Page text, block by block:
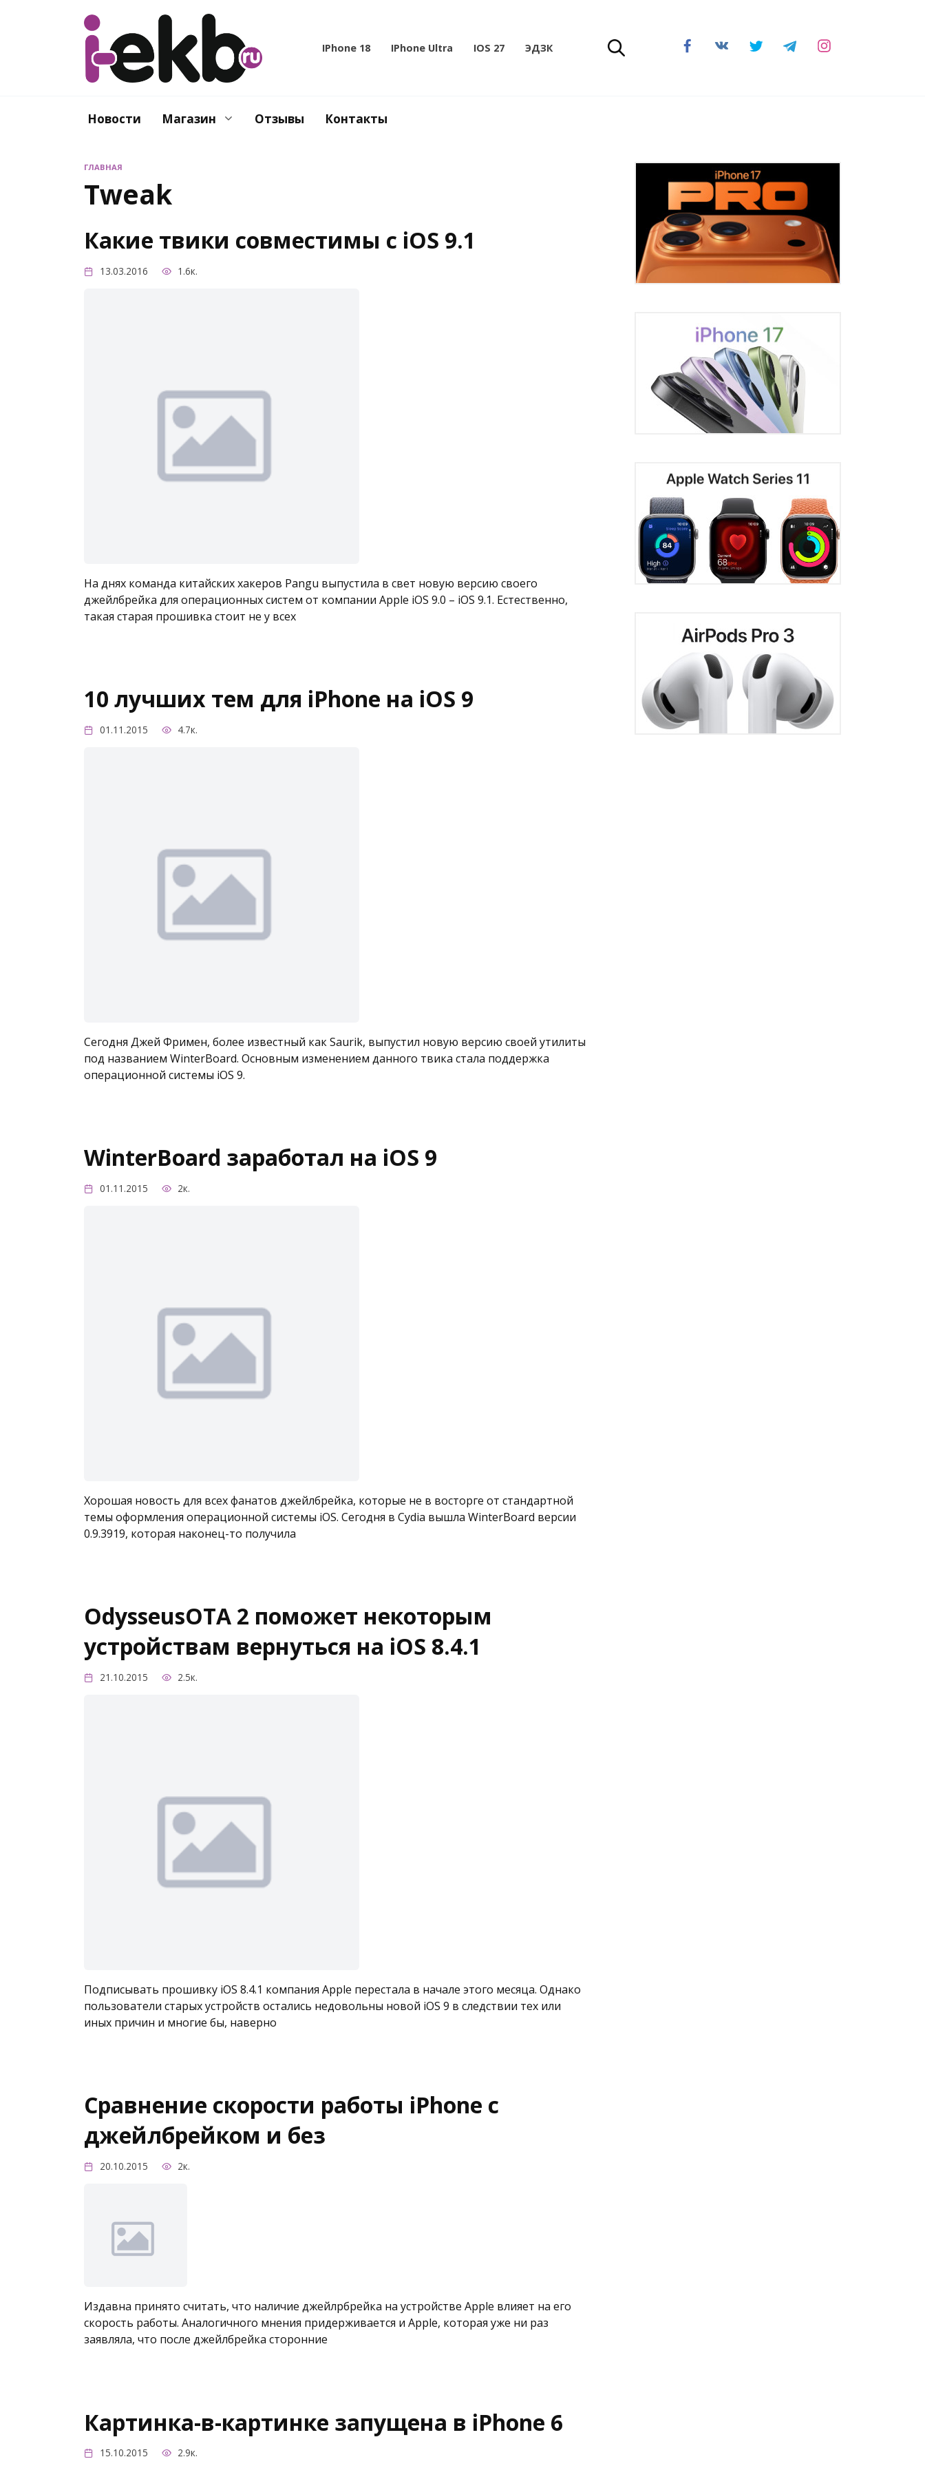
IPhone 18 IPhone Ultra IOS 27 ЭДЗК
Новости Магазин Отзывы Контакты
ГЛАВНАЯ
Tweak
Какие твики совместимы с iOS 9.1
13.03.2016 1.6к.
На днях команда китайских хакеров Pangu выпустила в свет новую версию своего
джейлбрейка для операционных систем от компании Apple iOS 9.0 – iOS 9.1. Естественно,
такая старая прошивка стоит не у всех
10 лучших тем для iPhone на iOS 9
01.11.2015 4.7к.
Сегодня Джей Фримен, более известный как Saurik, выпустил новую версию своей утилиты
под названием WinterBoard. Основным изменением данного твика стала поддержка
операционной системы iOS 9.
WinterBoard заработал на iOS 9
01.11.2015 2к.
Хорошая новость для всех фанатов джейлбрейка, которые не в восторге от стандартной
темы оформления операционной системы iOS. Сегодня в Cydia вышла WinterBoard версии
0.9.3919, которая наконец-то получила
OdysseusOTA 2 поможет некоторым
устройствам вернуться на iOS 8.4.1
21.10.2015 2.5к.
Подписывать прошивку iOS 8.4.1 компания Apple перестала в начале этого месяца. Однако
пользователи старых устройств остались недовольны новой iOS 9 в следствии тех или
иных причин и многие бы, наверно
Сравнение скорости работы iPhone с
джейлбрейком и без
20.10.2015 2к.
Издавна принято считать, что наличие джейлрбрейка на устройстве Apple влияет на его
скорость работы. Аналогичного мнения придерживается и Apple, которая уже ни раз
заявляла, что после джейлбрейка сторонние
Картинка-в-картинке запущена в iPhone 6
15.10.2015 2.9к.